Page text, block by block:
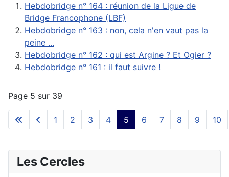
Hebdobridge n° 164 : réunion de la Ligue de
Bridge Francophone (LBF)
Hebdobridge n° 163 : non, cela n'en vaut pas la
peine ...
Hebdobridge n° 162 : qui est Argine ? Et Ogier ?
Hebdobridge n° 161 : il faut suivre !
Page 5 sur 39
1 2 3 4 5 6 7 8 9 10
Les Cercles